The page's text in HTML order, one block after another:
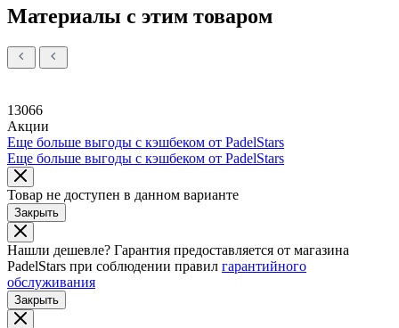
Материалы с этим товаром
13066
Акции
Еще больше выгоды с кэшбеком от PadelStars
Еще больше выгоды с кэшбеком от PadelStars
Товар не доступен в данном варианте
Закрыть
Нашли дешевле? Гарантия предоставляется от магазина
PadelStars при соблюдении правил гарантийного
обслуживания
Закрыть